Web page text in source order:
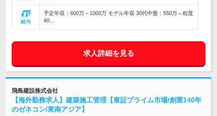
給与
予定年収：600万～1000万 モデル年収 30代中盤：550万～程度
40…
求人詳細を見る
飛島建設株式会社
【海外勤務求人】建築施工管理【東証プライム市場/創業140年
のゼネコン/東南アジア】